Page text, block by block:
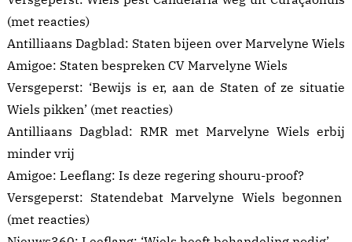
(met reacties)
Antilliaans Dagblad: Staten bijeen over Marvelyne Wiels
Amigoe: Staten bespreken CV Marvelyne Wiels
Versgeperst: ‘Bewijs is er, aan de Staten of ze situatie
Wiels pikken’ (met reacties)
Antilliaans Dagblad: RMR met Marvelyne Wiels erbij
minder vrij
Amigoe: Leeflang: Is deze regering shouru-proof?
Versgeperst: Statendebat Marvelyne Wiels begonnen
(met reacties)